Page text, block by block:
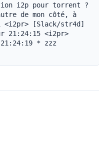
i2p pour torrent ?
de mon côté, à
<i2pr> [Slack/str4d]
21:24:15 <i2pr>
* zzz